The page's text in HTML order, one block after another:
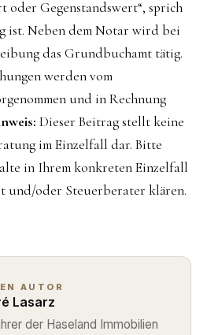
oder Gegenstandswert“, sprich
ist. Neben dem Notar wird bei
das Grundbuchamt tätig.
werden vom
und in Rechnung
Dieser Beitrag stellt keine
im Einzelfall dar. Bitte
in Ihrem konkreten Einzelfall
und/oder Steuerberater klären.
AUTOR
Lasarz
der Haseland Immobilien